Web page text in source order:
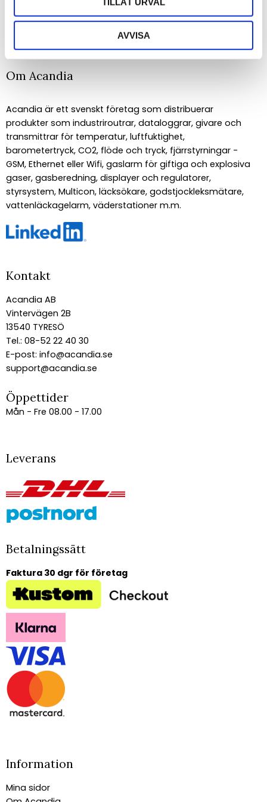
AVVISA
PRENUMERERA
Om Acandia
Acandia är ett svenskt företag som distribuerar
produkter som industriroutrar, dataloggrar, givare och
transmittrar för temperatur, luftfuktighet,
barometertryck, CO2, flöde och tryck, fjärrstyrningar -
GSM, Ethernet eller Wifi, gaslarm för giftiga och explosiva
gaser, gasberedning, displayer och regulatorer,
styrsystem, Multicon, läcksökare, godstjockleksmätare,
vattenläckagelarm, väderstationer m.m.
Kontakt
Acandia AB
Vintervägen 2B
13540 TYRESÖ
Tel.: 08-52 22 40 30
E-post: info@acandia.se
support@acandia.se
Öppettider
Mån - Fre 08.00 - 17.00
Leverans
Betalningssätt
Faktura 30 dgr för företag
Information
Mina sidor